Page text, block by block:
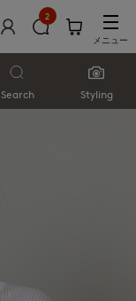
2
メニュー
Search Styling